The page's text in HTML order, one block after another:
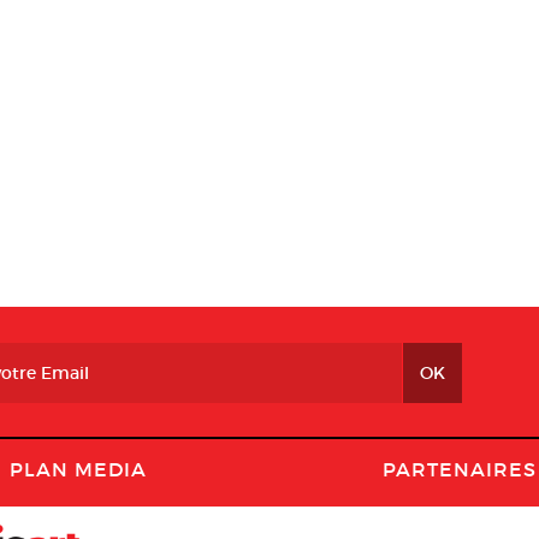
PLAN MEDIA PARTENAIRES